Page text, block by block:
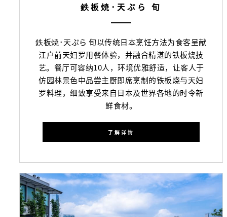
鉄板焼･天ぷら 旬
鉄板焼･天ぷら 旬以传统日本烹饪方法为食客呈献
江户前天妇罗用餐体验，并融合精湛的铁板烧技
艺。餐厅可容纳10人，环境优雅舒适，让客人于
仿园林景色中品尝主厨即席烹制的铁板烧与天妇
罗料理，细致享受来自日本及世界各地的时令新
鲜食材。
了解详情